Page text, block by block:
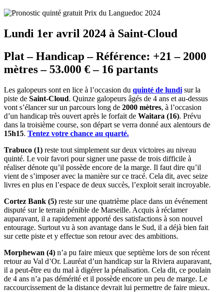
Lundi 1er avril 2024 à Saint-Cloud
Plat – Handicap – Référence: +21 – 2000
mètres – 53.000 € – 16 partants
Les galopeurs sont en lice à l’occasion du quinté de lundi sur la
piste de Saint-Cloud. Quinze galopeurs âgés de 4 ans et au-dessus
vont s’élancer sur un parcours long de 2000 mètres, à l’occasion
d’un handicap très ouvert après le forfait de Waitara (16). Prévu
dans la troisième course, son départ se verra donné aux alentours de
15h15. Tentez votre chance au quarté.
Trabuco (1) reste tout simplement sur deux victoires au niveau
quinté. Le voir favori pour signer une passe de trois difficile à
réaliser dénote qu’il possède encore de la marge. Il faut dire qu’il
vient de s’imposer avec la manière sur ce tracé. Cela dit, avec seize
livres en plus en l’espace de deux succès, l’exploit serait incroyable.
Cortez Bank (5) reste sur une quatrième place dans un événement
disputé sur le terrain pénible de Marseille. Acquis à réclamer
auparavant, il a rapidement apporté des satisfactions à son nouvel
entourage. Surtout vu à son avantage dans le Sud, il a déjà bien fait
sur cette piste et y effectue son retour avec des ambitions.
Morphewan (4) n’a pu faire mieux que septième lors de son récent
retour au Val d’Or. Lauréat d’un handicap sur la Riviera auparavant,
il a peut-être eu du mal à digérer la pénalisation. Cela dit, ce poulain
de 4 ans n’a pas démérité et il possède encore un peu de marge. Le
raccourcissement de la distance devrait lui permettre de faire mieux.